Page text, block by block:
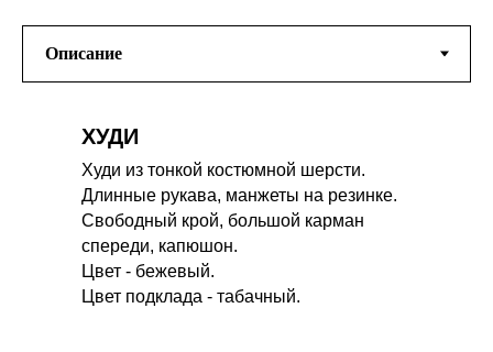
Худи из тонкой костюмной шерсти.
Длинные рукава, манжеты на резинке.
Свободный крой, большой карман
спереди, капюшон.
Цвет - бежевый.
Цвет подклада - табачный.
ХУДИ